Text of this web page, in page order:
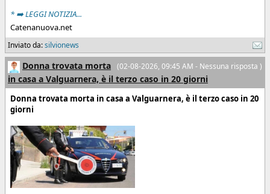
* ➡️ LEGGI NOTIZIA...
Catenanuova.net
Inviato da:silvionews
(02-08-2026, 09:45 AM - Nessuna risposta )
Donna trovata morta
in casa a Valguarnera, è il terzo caso in 20 giorni
Donna trovata morta in casa a Valguarnera, è il terzo caso in 20
giorni